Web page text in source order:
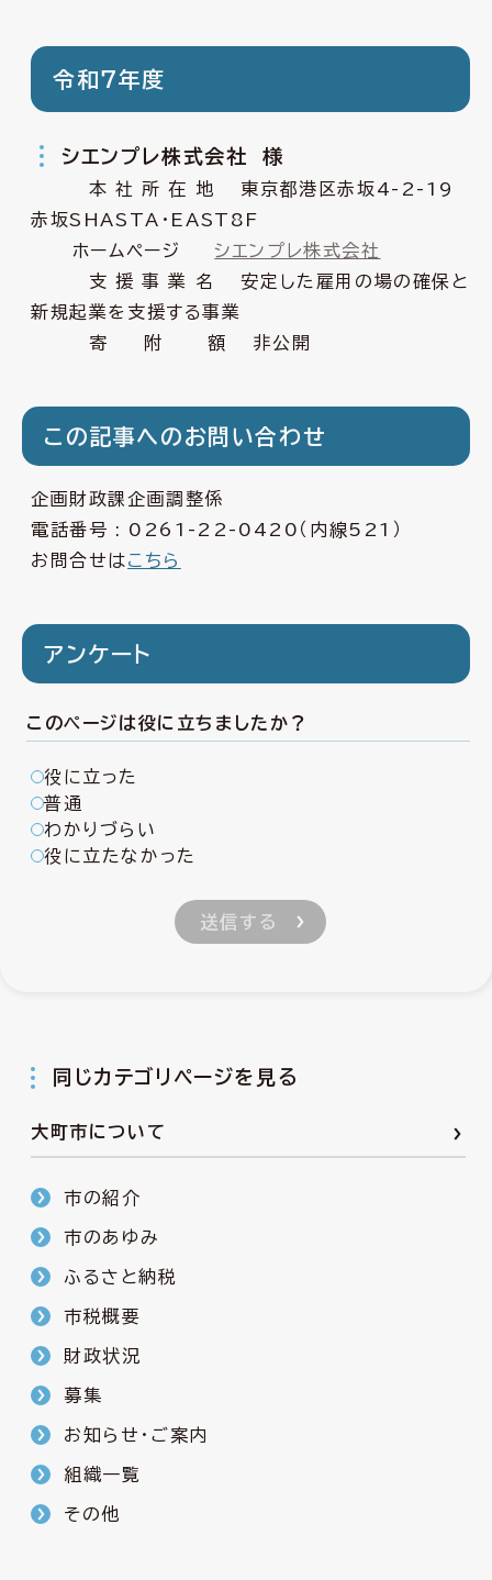
令和７年度
シエンプレ株式会社 様
本 社 所 在 地 東京都港区赤坂4-2-19
赤坂SHASTA・EAST8F
ホームページ シエンプレ株式会社
支 援 事 業 名 安定した雇用の場の確保と
新規起業を支援する事業
寄 附 額 非公開
この記事へのお問い合わせ
企画財政課企画調整係
電話番号 : 0261-22-0420 （内線521）
お問合せはこちら
アンケート
このページは役に立ちましたか？
役に立った
普通
わかりづらい
役に立たなかった
同じカテゴリページを見る
大町市について
市の紹介
市のあゆみ
ふるさと納税
市税概要
財政状況
募集
お知らせ・ご案内
組織一覧
その他